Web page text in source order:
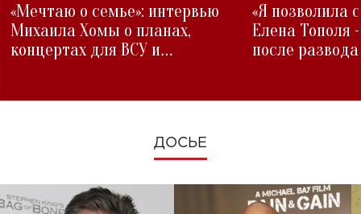
«Мечтаю о семье»: интервью
Михаила Хомы о планах,
концертах для ВСУ и
«Я позволила
Елена Тополя
после развода
ДОСЬЕ